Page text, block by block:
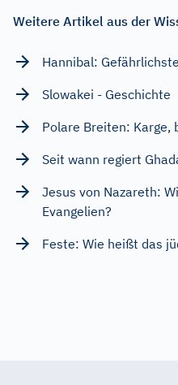
Weitere Artikel aus der
Hannibal:
Slowakei - Geschichte
Polare Breiten: Karge,
Seit wann regiert
Jesus von Nazareth:
Evangelien?
Feste: Wie heißt das